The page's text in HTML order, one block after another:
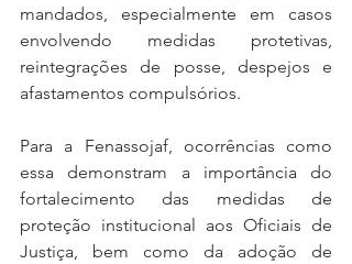
mandados, especialmente em casos
envolvendo medidas protetivas,
reintegrações de posse, despejos e
afastamentos compulsórios.
Para a Fenassojaf, ocorrências como
essa demonstram a importância do
fortalecimento das medidas de
proteção institucional aos Oficiais de
Justiça, bem como da adoção de